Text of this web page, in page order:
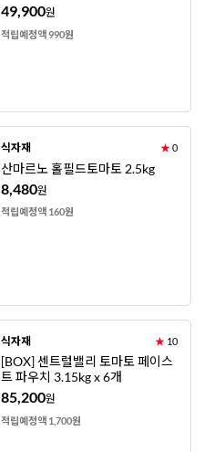
49,900원
적립예정액 990원
식자재 ★0
산마르노 홀필드토마토 2.5kg
8,480원
적립예정액 160원
식자재 ★ 10
[BOX] 센트럴밸리 토마토 페이스
트 파우치 3.15kg x 6개
85,200원
적립예정액 1,700원